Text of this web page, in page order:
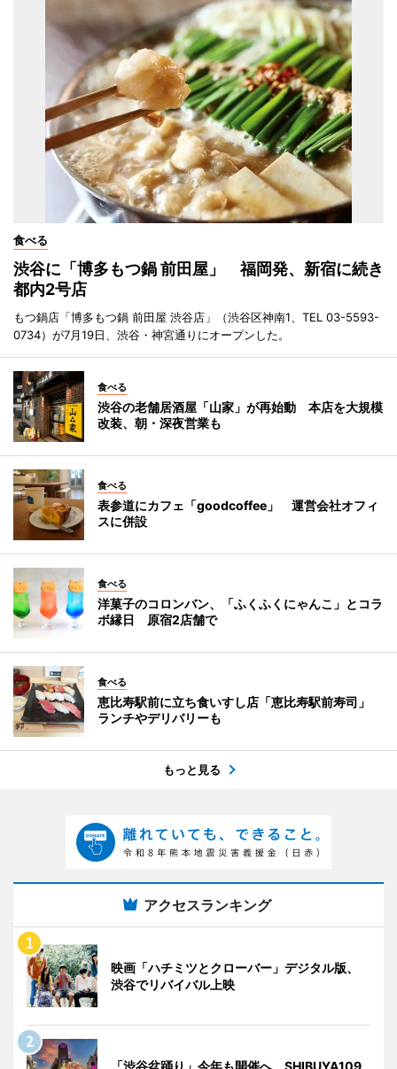
食べる
渋谷に「博多もつ鍋 前田屋」 福岡発、新宿に続き
都内2号店
もつ鍋店「博多もつ鍋 前田屋 渋谷店」（渋谷区神南1、TEL 03-5593-
0734）が7月19日、渋谷・神宮通りにオープンした。
食べる
渋谷の老舗居酒屋「山家」が再始動 本店を大規模
改装、朝・深夜営業も
食べる
表参道にカフェ「goodcoffee」 運営会社オフィ
スに併設
食べる
洋菓子のコロンバン、「ふくふくにゃんこ」とコラ
ボ縁日 原宿2店舗で
食べる
恵比寿駅前に立ち食いすし店「恵比寿駅前寿司」
ランチやデリバリーも
もっと見る
アクセスランキング
映画「ハチミツとクローバー」デジタル版、
渋谷でリバイバル上映
「渋谷盆踊り」今年も開催へ SHIBUYA109